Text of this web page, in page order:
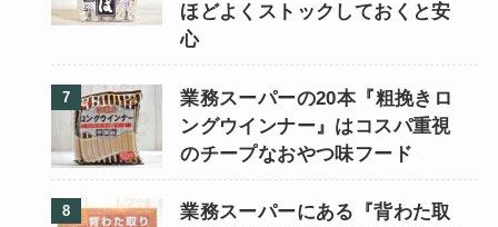
ほどよくストックしておくと安
心
業務スーパーの20本『粗挽きロ
ングウインナー』はコスパ重視
のチープなおやつ味フード
業務スーパーにある『背わた取